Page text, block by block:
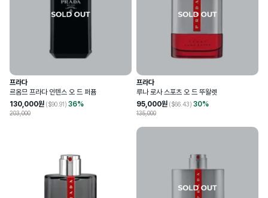
프라다
르옴므 프라다 인텐스 오 드 퍼퓸
130,000원 ($90.91) 36%
203,000
프라다
루나 로사 스포츠 오 드 뚜왈렛
95,000원 ($66.43) 30%
135,000